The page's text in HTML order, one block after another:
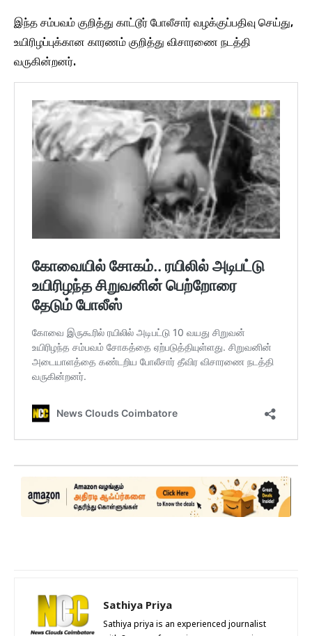
இந்த சம்பவம் குறித்து காட்டூர் போலீசார் வழக்குப்பதிவு செய்து,
உயிரிழப்புக்கான காரணம் குறித்து விசாரணை நடத்தி
வருகின்றனர்.
Sathiya Priya
Sathiya priya is an experienced journalist